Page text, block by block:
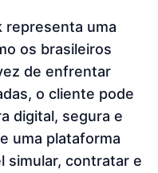
representa uma
os brasileiros
de enfrentar
o cliente pode
digital, segura e
uma plataforma
simular, contratar e